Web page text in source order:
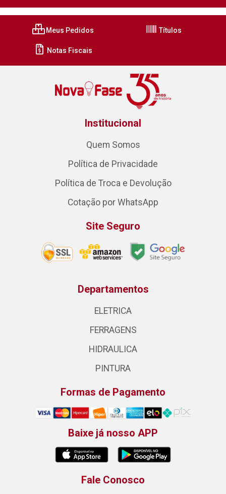
Meus Pedidos Títulos
Notas Fiscais
Institucional
Quem Somos
Política de Privacidade
Política de Troca e Devolução
Cotação por WhatsApp
Site Seguro
Departamentos
ELETRICA
FERRAGENS
HIDRAULICA
PINTURA
Formas de Pagamento
Baixe já nosso APP
Fale Conosco